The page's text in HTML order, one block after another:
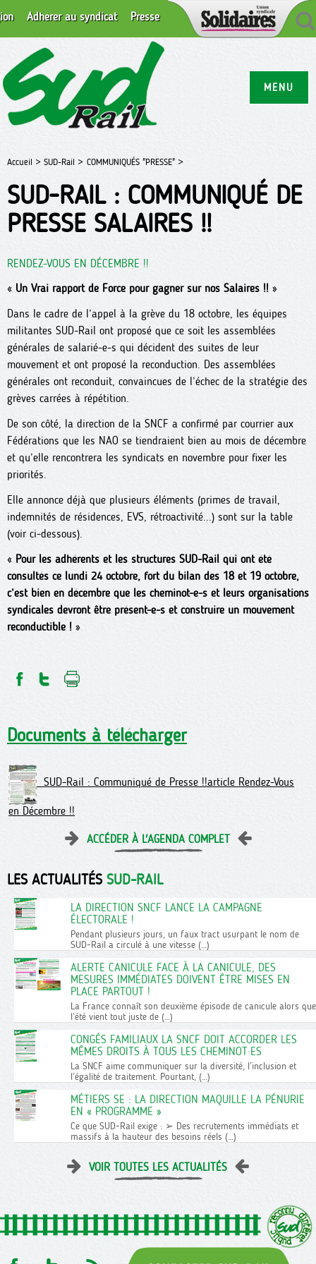
MENU
Adhérer au syndicat Presse
Accueil > SUD-Rail > COMMUNIQUÉS "PRESSE" >
SUD-RAIL : COMMUNIQUÉ DE
PRESSE SALAIRES !!
RENDEZ-VOUS EN DÉCEMBRE !!
« Un Vrai rapport de Force pour gagner sur nos Salaires !! »
Dans le cadre de l’appel à la grève du 18 octobre, les équipes
militantes SUD-Rail ont proposé que ce soit les assemblées
générales de salarié-e-s qui décident des suites de leur
mouvement et ont proposé la reconduction. Des assemblées
générales ont reconduit, convaincues de l’échec de la stratégie des
grèves carrées à répétition.
De son côté, la direction de la SNCF a confirmé par courrier aux
Fédérations que les NAO se tiendraient bien au mois de décembre
et qu’elle rencontrera les syndicats en novembre pour fixer les
priorités.
Elle annonce déjà que plusieurs éléments (primes de travail,
indemnités de résidences, EVS, rétroactivité...) sont sur la table
(voir ci-dessous).
« Pour les adhérents et les structures SUD-Rail qui ont été
consultés ce lundi 24 octobre, fort du bilan des 18 et 19 octobre,
c’est bien en décembre que les cheminot-e-s et leurs organisations
syndicales devront être présent-e-s et construire un mouvement
reconductible ! »
Documents à télécharger
SUD-Rail : Communiqué de Presse !!article Rendez-Vous
en Décembre !!
ACCÉDER À L'AGENDA COMPLET
LES ACTUALITÉS SUD-RAIL
LA DIRECTION SNCF LANCE LA CAMPAGNE
ÉLECTORALE !
Pendant plusieurs jours, un faux tract usurpant le nom de
SUD-Rail a circulé à une vitesse (…)
ALERTE CANICULE FACE À LA CANICULE, DES
MESURES IMMÉDIATES DOIVENT ÊTRE MISES EN
PLACE PARTOUT !
La France connaît son deuxième épisode de canicule alors que
l’été vient tout juste de (…)
CONGÉS FAMILIAUX LA SNCF DOIT ACCORDER LES
MÊMES DROITS À TOUS LES CHEMINOT·ES
La SNCF aime communiquer sur la diversité, l’inclusion et
l’égalité de traitement. Pourtant, (…)
MÉTIERS SE : LA DIRECTION MAQUILLE LA PÉNURIE
EN « PROGRAMME »
Ce que SUD-Rail exige : ➢ Des recrutements immédiats et
massifs à la hauteur des besoins réels (…)
VOIR TOUTES LES ACTUALITÉS